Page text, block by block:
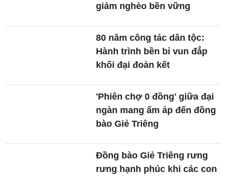
giảm nghèo bền vững
80 năm công tác dân tộc:
Hành trình bền bỉ vun đắp
khối đại đoàn kết
'Phiên chợ 0 đồng' giữa đại
ngàn mang ấm áp đến đồng
bào Giẻ Triêng
Đồng bào Giẻ Triêng rưng
rưng hạnh phúc khi các con